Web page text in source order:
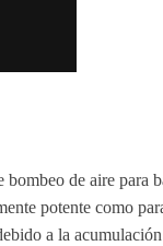
de aire para
potente como
a la